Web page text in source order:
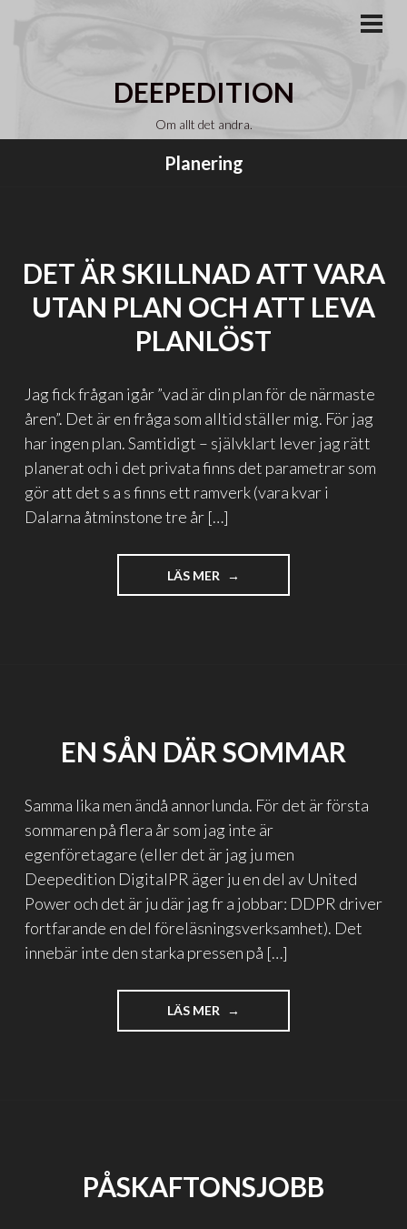
DEEPEDITION
Om allt det andra.
Planering
DET ÄR SKILLNAD ATT VARA
UTAN PLAN OCH ATT LEVA
PLANLÖST
Jag fick frågan igår ”vad är din plan för de närmaste
åren”. Det är en fråga som alltid ställer mig. För jag
har ingen plan. Samtidigt – självklart lever jag rätt
planerat och i det privata finns det parametrar som
gör att det s a s finns ett ramverk (vara kvar i
Dalarna åtminstone tre år […]
LÄS MER
"DET
ÄR
LEVA
PLANLÖST"
EN SÅN DÄR SOMMAR
Samma lika men ändå annorlunda. För det är första
sommaren på flera år som jag inte är
egenföretagare (eller det är jag ju men
Deepedition DigitalPR äger ju en del av United
Power och det är ju där jag fr a jobbar: DDPR driver
fortfarande en del föreläsningsverksamhet). Det
innebär inte den starka pressen på […]
LÄS MER "EN
SÅN
PÅSKAFTONSJOBB